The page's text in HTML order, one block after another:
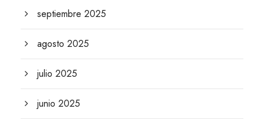
septiembre 2025
agosto 2025
julio 2025
junio 2025